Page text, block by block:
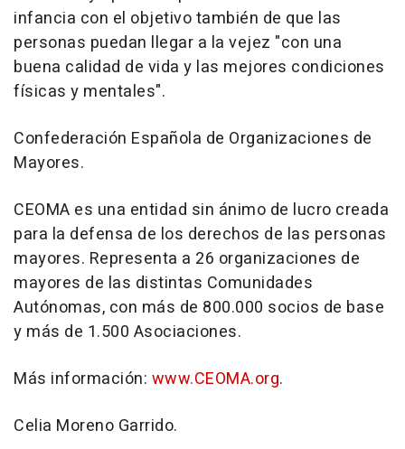
infancia con el objetivo también de que las
personas puedan llegar a la vejez "con una
buena calidad de vida y las mejores condiciones
físicas y mentales".
Confederación Española de Organizaciones de
Mayores.
CEOMA es una entidad sin ánimo de lucro creada
para la defensa de los derechos de las personas
mayores. Representa a 26 organizaciones de
mayores de las distintas Comunidades
Autónomas, con más de 800.000 socios de base
y más de 1.500 Asociaciones.
Más información: www.CEOMA.org.
Celia Moreno Garrido.